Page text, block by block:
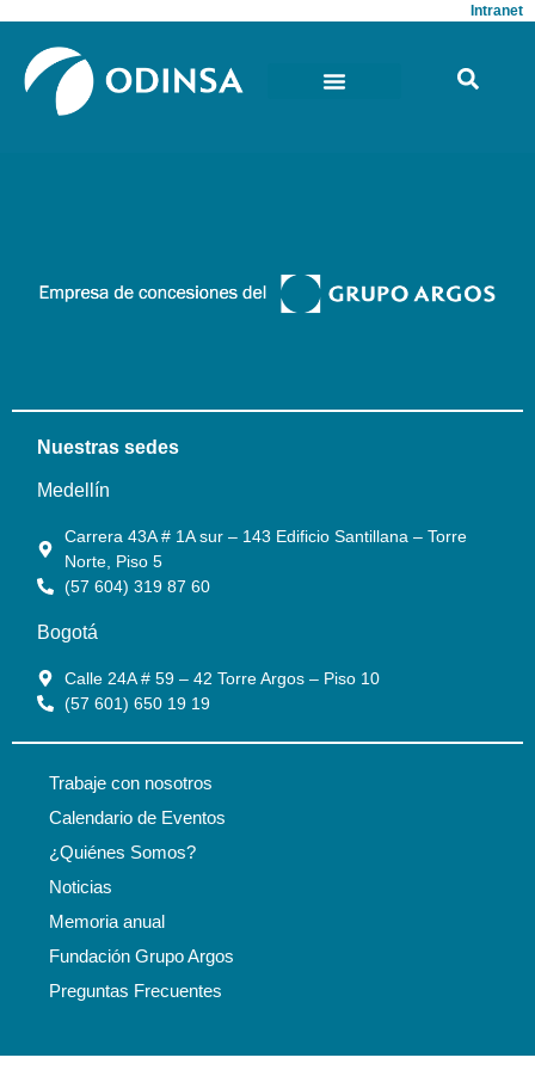
Intranet
Nuestras sedes
Medellín
Carrera 43A # 1A sur – 143 Edificio Santillana – Torre
Norte, Piso 5
(57 604) 319 87 60
Bogotá
Calle 24A # 59 – 42 Torre Argos – Piso 10
(57 601) 650 19 19
Trabaje con nosotros
Calendario de Eventos
¿Quiénes Somos?
Noticias
Memoria anual
Fundación Grupo Argos
Preguntas Frecuentes